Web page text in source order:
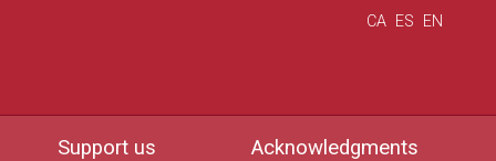
CA ES EN
Support us Acknowledgments